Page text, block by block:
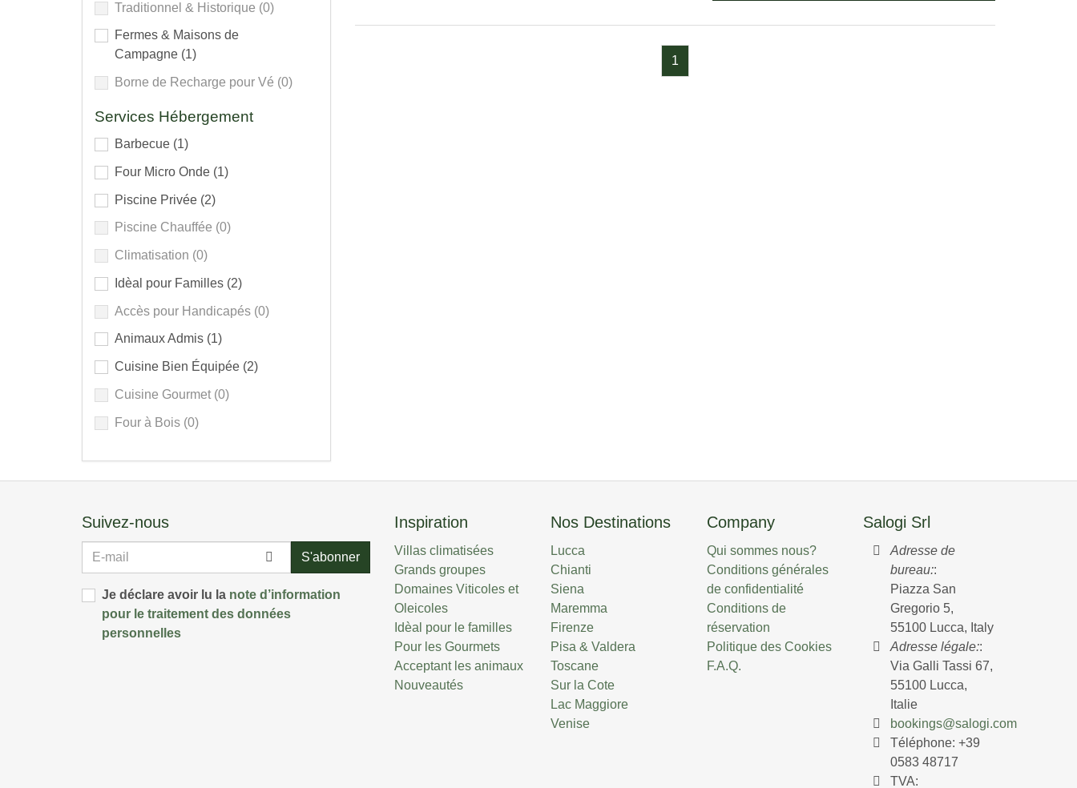
1
Traditionnel & Historique (0)
Fermes & Maisons de
Campagne (1)
Borne de Recharge pour Vé (0)
Services Hébergement
Barbecue (1)
Four Micro Onde (1)
Piscine Privée (2)
Piscine Chauffée (0)
Climatisation (0)
Idèal pour Familles (2)
Accès pour Handicapés (0)
Animaux Admis (1)
Cuisine Bien Équipée (2)
Cuisine Gourmet (0)
Four à Bois (0)
Suivez-nous
E-
S'abonner
Je déclare avoir lu la note d’information
pour le traitement des données
personnelles
Inspiration
Villas climatisées
Grands groupes
Domaines Viticoles et
Oleicoles
Idèal pour le familles
Pour les Gourmets
Acceptant les animaux
Nouveautés
Nos Destinations
Lucca
Chianti
Siena
Maremma
Firenze
Pisa & Valdera
Toscane
Sur la Cote
Lac Maggiore
Venise
Company
Qui sommes nous?
Conditions générales
de confidentialité
Conditions de
réservation
Politique des Cookies
F.A.Q.
Salogi Srl
Adresse de
bureau::
Piazza San
Gregorio 5,
55100 Lucca, Italy
Adresse légale::
Via Galli Tassi 67,
55100 Lucca,
Italie
bookings@salogi.com
Téléphone:+39
0583 48717
TVA: